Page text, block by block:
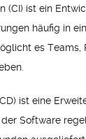
(CI) ist ein
häufig in
es
ist eine
Software